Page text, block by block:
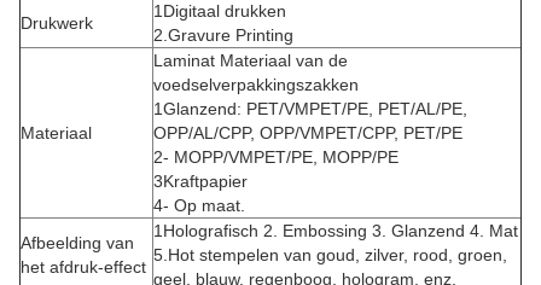
Drukwerk
1Digitaal drukken
2.Gravure Printing
Materiaal
Laminat Materiaal van de
voedselverpakkingszakken
1Glanzend: PET/VMPET/PE, PET/AL/PE,
OPP/AL/CPP, OPP/VMPET/CPP, PET/PE
2- MOPP/VMPET/PE, MOPP/PE
3Kraftpapier
4- Op maat.
Afbeelding van
het afdruk-effect
1Holografisch 2. Embossing 3. Glanzend 4. Mat
5.Hot stempelen van goud, zilver, rood, groen,
geel, blauw, regenboog, hologram, enz.